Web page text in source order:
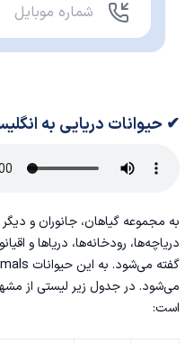
✔ حیوانات دریایی به
به مجموعه گیاهان، جانوران و
دریاچه‌ها،‌ رودخانه‌ها، دریاها و
می‌شود. در جدول زیر لیستی از
است: